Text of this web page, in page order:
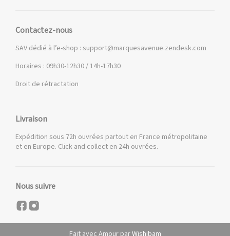
Contactez-nous
SAV dédié à l’e-shop : support@marquesavenue.zendesk.com
Horaires : 09h30-12h30 / 14h-17h30
Droit de rétractation
Livraison
Expédition sous 72h ouvrées partout en France métropolitaine
et en Europe. Click and collect en 24h ouvrées.
Nous suivre
Fait avec Amour parWishibam